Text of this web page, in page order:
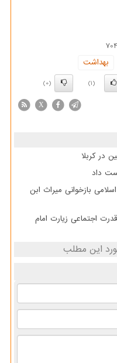
704
بهداشت
(1)
(0)
X
در کربلا
داد
بازخوانی میراث ابن
اجتماعی زیارت امام
این مطلب